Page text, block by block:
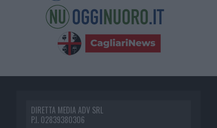
DIRETTA MEDIA ADV SRL
P.I. 02839380306